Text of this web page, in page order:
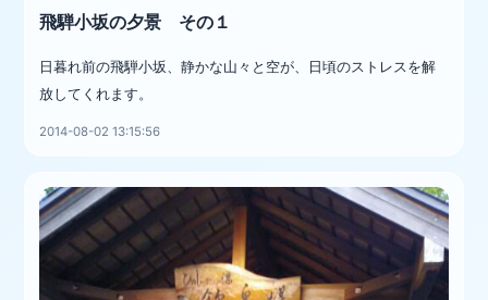
飛騨小坂の夕景 その１
日暮れ前の飛騨小坂、静かな山々と空が、日頃のストレスを解
放してくれます。
2014-08-02 13:15:56